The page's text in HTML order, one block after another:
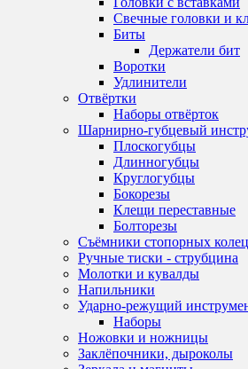
Свечные головки и
Биты
Держатели бит
Воротки
Удлинители
Отвёртки
Наборы отвёрток
Шарнирно-губцевый
Плоскогубцы
Длинногубцы
Круглогубцы
Бокорезы
Клещи переставные
Болторезы
Съёмники стопорных колец
Ручные тиски - струбцина
Молотки и кувалды
Напильники
Ударно-режущий
Наборы
Ножовки и ножницы
Заклёпочники, дыроколы